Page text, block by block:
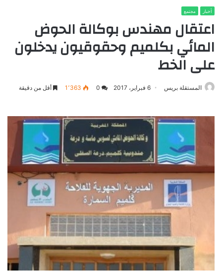
أخبار مجتمع
اعتقال مهندس بوكالة الحوض
المائي بكلميم وحقوقيون يدخلون
على الخط
المستقلة بريس 6 فبراير، 2017 0 1٬363 أقل من دقيقة